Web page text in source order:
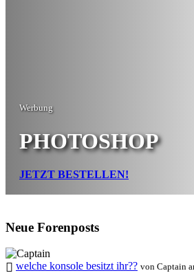
Werbung
PHOTOSHOP
JETZT BESTELLEN!
Neue Forenposts
welche konsole besitzt ihr?? von Captain